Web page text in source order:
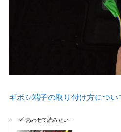
ギボシ端子の取り付け方につ
あわせて読みたい